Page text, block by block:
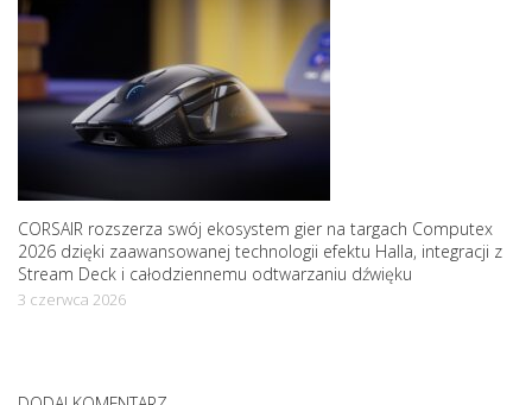
CORSAIR rozszerza swój ekosystem gier na targach Computex
2026 dzięki zaawansowanej technologii efektu Halla, integracji z
Stream Deck i całodziennemu odtwarzaniu dźwięku
3 czerwca 2026